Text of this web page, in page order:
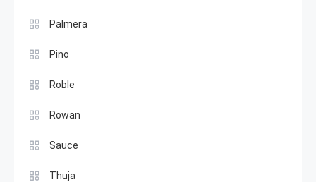
Palmera
Pino
Roble
Rowan
Sauce
Thuja